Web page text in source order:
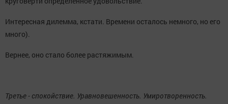
Интересная дилемма, кстати. Времени осталось немного, но его
много).
Вернее, оно стало более растяжимым.
Третье - спокойствие. Уравновешенность. Умиротворенность.